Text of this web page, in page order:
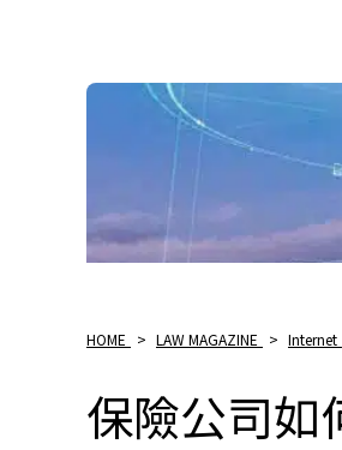
個人資料保護
HOME > LAW MAGAZINE > Internet
保險公司如